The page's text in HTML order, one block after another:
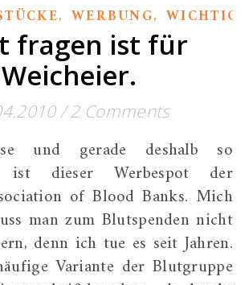
, WERBUNG,
fragen ist für
Weicheier.
/ 2 Comments
ist dieser Werbespot der
of Blood Banks. Mich
man zum Blutspenden nicht
denn ich tue es seit Jahren.
Variante der Blutgruppe